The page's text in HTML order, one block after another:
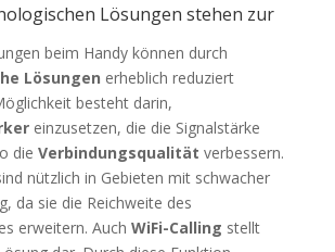
Lösungen stehen zur
beim Handy können durch
Lösungen erheblich reduziert
besteht darin,
einzusetzen, die die Signalstärke
die Verbindungsqualität verbessern.
nützlich in Gebieten mit schwacher
da sie die Reichweite des
erweitern. Auch WiFi-Calling stellt